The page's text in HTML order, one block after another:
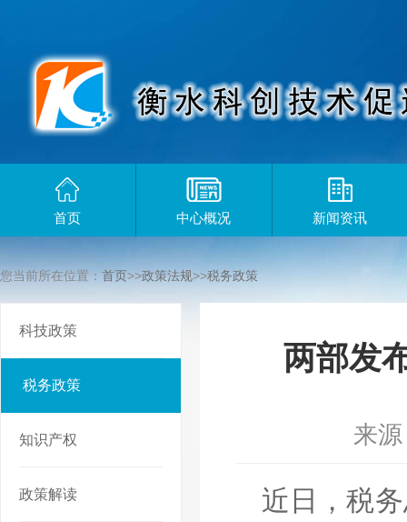
首页 中心概况 新闻资讯
您当前所在位置： 首页>>政策法规>>税务政策
科技政策
税务政策
知识产权
政策解读
两部发
来
近日，税